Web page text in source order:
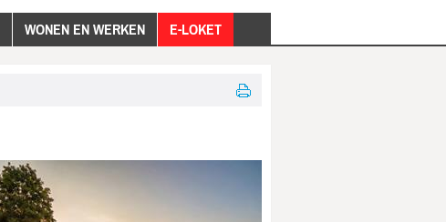
WONEN EN WERKEN E-LOKET